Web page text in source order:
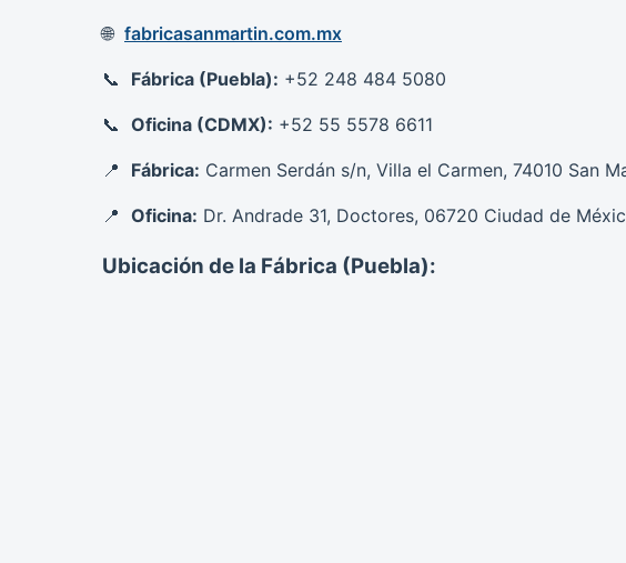
fabricasanmartin.com.mx
Fábrica (Puebla): +52 248 484 5080
Oficina (CDMX): +52 55 5578 6611
Fábrica: Carmen Serdán s/n, Villa el Carmen, 74010 San
Oficina: Dr. Andrade 31, Doctores, 06720 Ciudad de
Ubicación de la Fábrica (Puebla):